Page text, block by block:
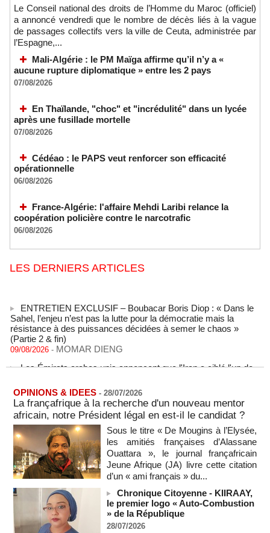
Le Conseil national des droits de l’Homme du Maroc (officiel)
a annoncé vendredi que le nombre de décès liés à la vague
de passages collectifs vers la ville de Ceuta, administrée par
l’Espagne,...
Mali-Algérie : le PM Maïga affirme qu’il n’y a «
aucune rupture diplomatique » entre les 2 pays
07/08/2026
En Thaïlande, "choc" et "incrédulité" dans un lycée
après une fusillade mortelle
07/08/2026
Cédéao : le PAPS veut renforcer son efficacité
opérationnelle
06/08/2026
France-Algérie: l'affaire Mehdi Laribi relance la
coopération policière contre le narcotrafic
06/08/2026
LES DERNIERS ARTICLES
Sahel, l’enjeu n’est pas la lutte pour la démocratie mais la
résistance à des puissances décidées à semer le chaos »
(Partie 2 & fin)
09/08/2026 -MOMAR DIENG
Les Émirats arabes unis annoncent que l'Iran a ciblé l'un de
leurs navires avec un missile dans le détroit d'Ormuz
Le bilan des décès liés à la « migration massive » vers
Ceuta s'élève désormais à 14 personnes, selon une autorité
marocaine :
08/08/2026 -
Sénégal - Une revue de presse du 8 août 2026 (Par IA)
08/08/2026 -MOMO ALADJI
SENEGAL - Les Unes de la presse quotidienne du 8/9 août
2026
08/08/2026 - MOMO ALADJI
A Ceuta, les enfants migrants risquent d'être victimes de
maltraitance et d'exploitation, avertissent des ONG
OPINIONS & IDEES - 28/07/2026
La françafrique à la recherche d'un nouveau mentor
africain, notre Président légal en est-il le candidat ?
Sous le titre « De Mougins à l’Elysée,
les amitiés françaises d’Alassane
Ouattara », le journal françafricain
Jeune Afrique (JA) livre cette citation
d’un « ami français » du...
Chronique Citoyenne - KIIRAAY,
le premier logo « Auto-Combustion
» de la République
28/07/2026